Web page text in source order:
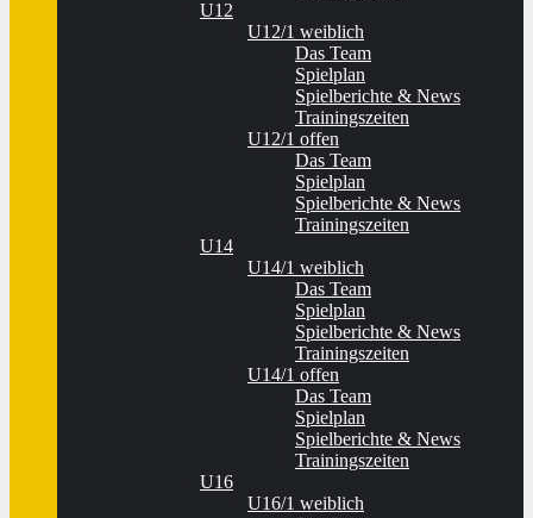
U12
U12/1 weiblich
Das Team
Spielplan
Spielberichte & News
Trainingszeiten
U12/1 offen
Das Team
Spielplan
Spielberichte & News
Trainingszeiten
U14
U14/1 weiblich
Das Team
Spielplan
Spielberichte & News
Trainingszeiten
U14/1 offen
Das Team
Spielplan
Spielberichte & News
Trainingszeiten
U16
U16/1 weiblich